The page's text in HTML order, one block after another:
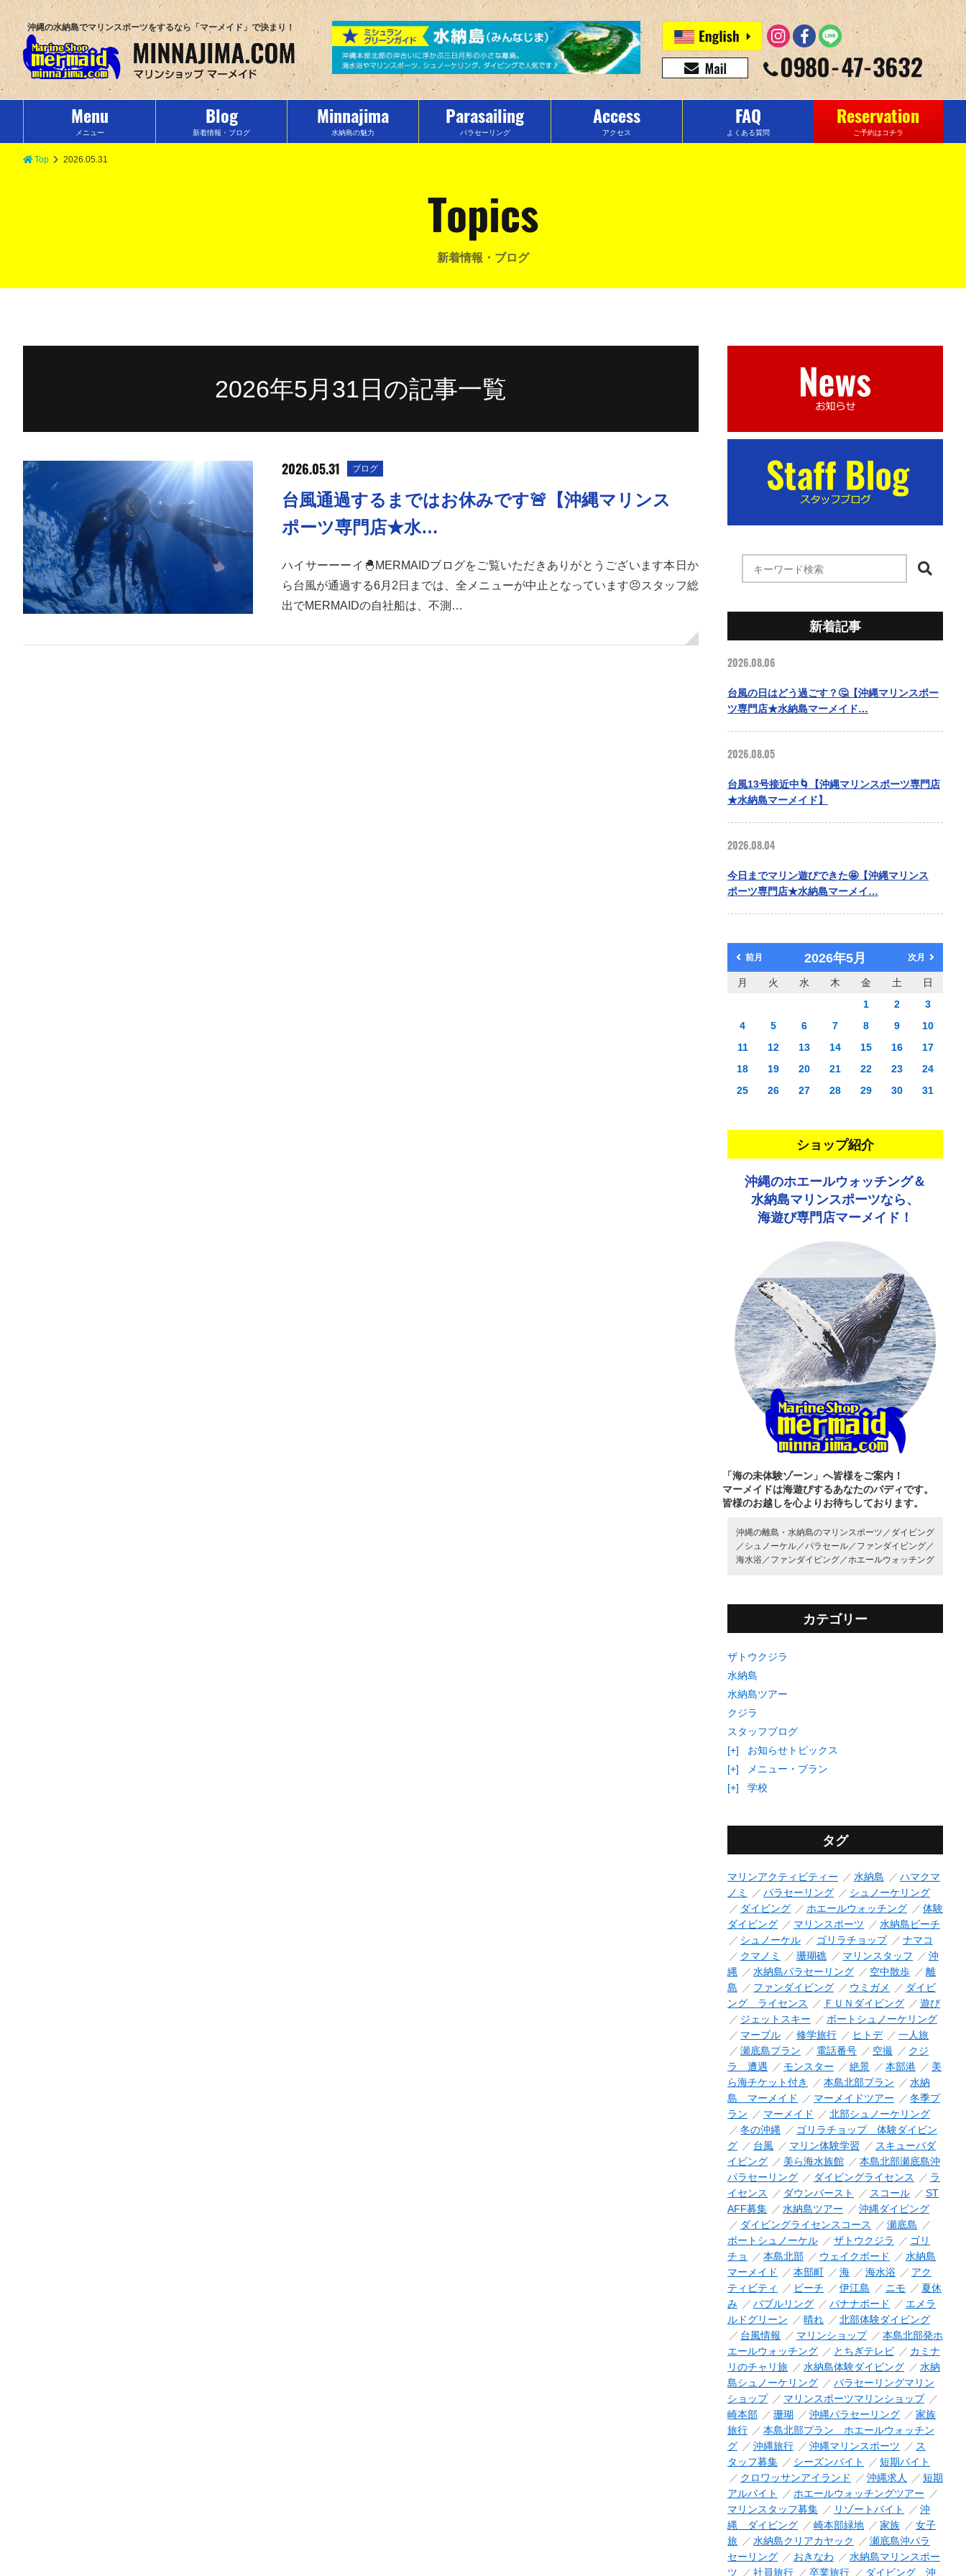
沖縄の水納島でマリンスポーツをするなら「マーメイド」で決まり！
Menu
メニュー
Blog
新着情報・ブログ
Minnajima
水納島の魅力
Parasailing
パラセーリング
Access
アクセス
FAQ
よくある質問
Reservation
ご予約はコチラ
Top 2026.05.31
Topics
新着情報・ブログ
2026年5月31日の記事一覧
2026.05.31 ブログ
台風通過するまではお休みです🚨【沖縄マリンス
ポーツ専門店★水…
ハイサーーーイ🐣MERMAIDブログをご覧いただきありがとうございます本日か
ら台風が通過する6月2日までは、全メニューが中止となっています😣スタッフ総
出でMERMAIDの自社船は、不測…
新着記事
2026.08.06
台風の日はどう過ごす？🤔【沖縄マリンスポー
ツ専門店★水納島マーメイド…
2026.08.05
台風13号接近中🌀【沖縄マリンスポーツ専門店
★水納島マーメイド】
2026.08.04
今日までマリン遊びできた🤩【沖縄マリンス
ポーツ専門店★水納島マーメイ…
前月 2026年5月 次月
月 火 水 木 金 土
日
1
2
3
4
5 6 7 8 9
10
11
12 13 14 15 16
17
18
19 20 21 22 23
24
25
26 27 28 29 30 31
ショップ紹介
沖縄のホエールウォッチング＆
水納島マリンスポーツなら、
海遊び専門店マーメイド！
「海の未体験ゾーン」へ皆様をご案内！
マーメイドは海遊びするあなたのバディです。
皆様のお越しを心よりお待ちしております。
沖縄の離島・水納島のマリンスポーツ／ ダイビング
／ シュノーケル／ パラセール／ ファンダイビング／
海水浴／ ファンダイビング／ ホエールウォッチング
カテゴリー
ザトウクジラ
水納島
水納島ツアー
クジラ
スタッフブログ
[+]
お知らせトピックス
[+]
メニュー・プラン
[+]
学校
タグ
マリンアクティビティー 水納島
ハマクマ
ノミ
パラセーリング
シュノーケリング
ダイビング
ホエールウォッチング
体験
ダイビング
マリンスポーツ
水納島ビーチ
シュノーケル
ゴリラチョップ
ナマコ
クマノミ
珊瑚礁 マリンスタッフ
沖
縄
水納島パラセーリング 空中散歩
離
島
ファンダイビング ウミガメ
ダイビ
ング ライセンス
ＦＵＮダイビング
遊び
ジェットスキー
ボートシュノーケリング
マーブル
修学旅行 ヒトデ
一人旅
瀬底島プラン
電話番号 空撮
クジ
ラ 遭遇
モンスター 絶景 本部港
美
ら海チケット付き
本島北部プラン
水納
島 マーメイド
マーメイドツアー
冬季プ
ラン
マーメイド
北部シュノーケリング
冬の沖縄
ゴリラチョップ 体験ダイビン
グ
台風 マリン体験学習
スキューバダ
イビング
美ら海水族館
本島北部瀬底島沖
パラセーリング
ダイビングライセンス
ラ
イセンス
ダウンバースト スコール
ST
AFF募集
水納島ツアー
沖縄ダイビング
ダイビングライセンスコース
瀬底島
ボートシュノーケル
ザトウクジラ
ゴリ
チョ
本島北部 ウェイクボード
水納島
マーメイド
本部町 海 海水浴
アク
ティビティ
ビーチ 伊江島 ニモ
夏休
み
バブルリング バナナボード
エメラ
ルドグリーン
晴れ
北部体験ダイビング
台風情報
マリンショップ
本島北部発ホ
エールウォッチング
とちぎテレビ
カミナ
リのチャリ旅
水納島体験ダイビング
水納
島シュノーケリング
パラセーリングマリン
ショップ
マリンスポーツマリンショップ
崎本部
珊瑚 沖縄パラセーリング
家族
旅行
本島北部プラン ホエールウォッチン
グ
沖縄旅行 沖縄マリンスポーツ
ス
タッフ募集
シーズンバイト
短期バイト
クロワッサンアイランド
沖縄求人
短期
アルバイト
ホエールウォッチングツアー
マリンスタッフ募集
リゾートバイト
沖
縄 ダイビング
崎本部緑地 家族
女子
旅
水納島クリアカヤック
瀬底島沖パラ
セーリング
おきなわ
水納島マリンスポー
ツ
社員旅行 卒業旅行 ダイビング 沖